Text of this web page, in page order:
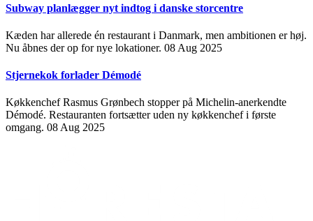
Subway planlægger nyt indtog i danske storcentre
Kæden har allerede én restaurant i Danmark, men ambitionen er høj.
Nu åbnes der op for nye lokationer. 08 Aug 2025
Stjernekok forlader Démodé
Køkkenchef Rasmus Grønbech stopper på Michelin-anerkendte
Démodé. Restauranten fortsætter uden ny køkkenchef i første
omgang. 08 Aug 2025